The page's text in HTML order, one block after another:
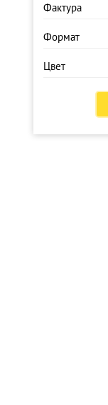
Фактура
Формат
Цвет